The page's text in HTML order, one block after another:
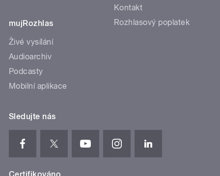
mujRozhlas
Živé vysílání
Audioarchiv
Podcasty
Mobilní aplikace
Kontakt
Rozhlasový poplatek
Sledujte nás